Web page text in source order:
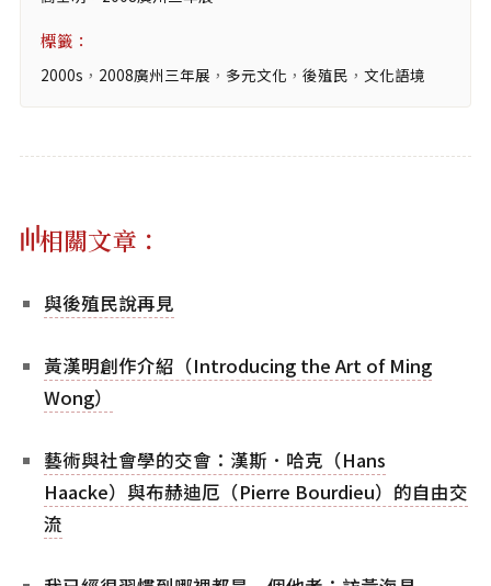
標籤：
2000s ， 2008廣州三年展 ， 多元文化 ， 後殖民 ， 文化語境
相關文章：
與後殖民說再見
黃漢明創作介紹（Introducing the Art of Ming
Wong）
藝術與社會學的交會：漢斯．哈克（Hans
Haacke）與布赫迪厄（Pierre Bourdieu）的自由交
流